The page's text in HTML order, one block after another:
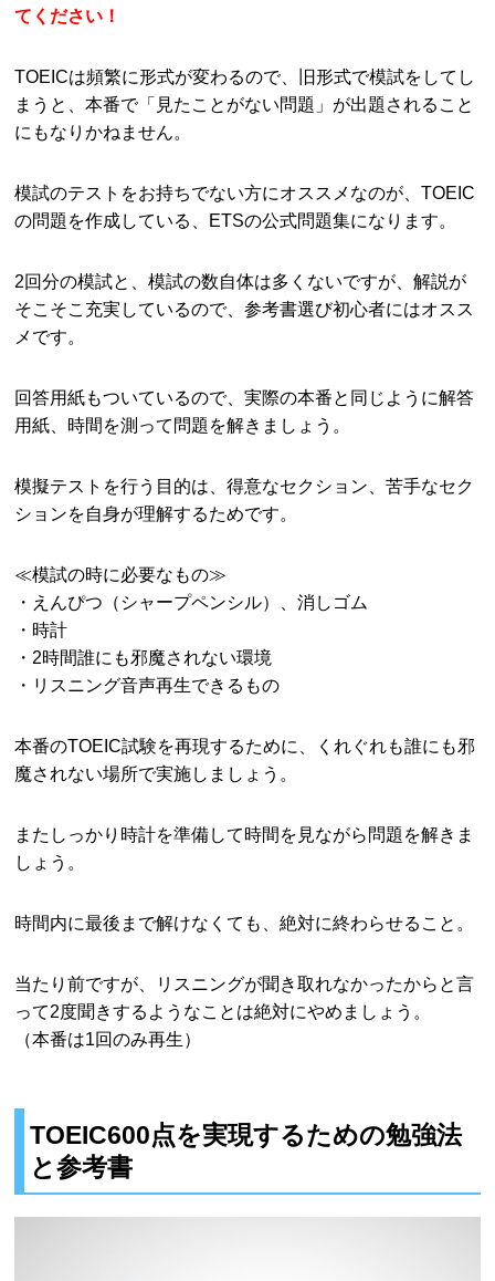
てください！
TOEICは頻繁に形式が変わるので、旧形式で模試をしてし
まうと、本番で「見たことがない問題」が出題されること
にもなりかねません。
模試のテストをお持ちでない方にオススメなのが、TOEIC
の問題を作成している、ETSの公式問題集になります。
2回分の模試と、模試の数自体は多くないですが、解説が
そこそこ充実しているので、参考書選び初心者にはオスス
メです。
回答用紙もついているので、実際の本番と同じように解答
用紙、時間を測って問題を解きましょう。
模擬テストを行う目的は、得意なセクション、苦手なセク
ションを自身が理解するためです。
≪模試の時に必要なもの≫
・えんぴつ（シャープペンシル）、消しゴム
・時計
・2時間誰にも邪魔されない環境
・リスニング音声再生できるもの
本番のTOEIC試験を再現するために、くれぐれも誰にも邪
魔されない場所で実施しましょう。
またしっかり時計を準備して時間を見ながら問題を解きま
しょう。
時間内に最後まで解けなくても、絶対に終わらせること。
当たり前ですが、リスニングが聞き取れなかったからと言
って2度聞きするようなことは絶対にやめましょう。
（本番は1回のみ再生）
TOEIC600点を実現するための勉強法
と参考書